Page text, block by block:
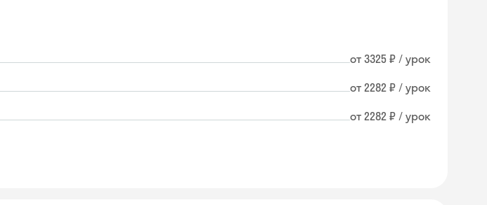
от 3325 ₽ / урок
от 2282 ₽ / урок
от 2282 ₽ / урок